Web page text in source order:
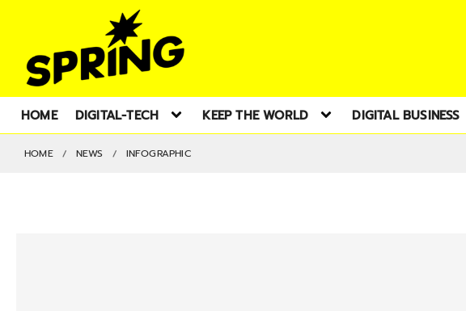
HOME DIGITAL-TECH KEEP THE WORLD DIGITAL BUSINESS
HOME NEWS INFOGRAPHIC